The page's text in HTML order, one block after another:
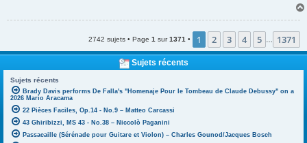
2742 sujets • Page 1 sur1371 • 1 2 3 4 5 1371
Sujets récents
Sujets récents
Brady Davis performs De Falla's "Homenaje Pour le Tombeau de Claude Debussy" on a
2026 Mario Aracama
22 Pièces Faciles, Op.14 - No.9 – Matteo Carcassi
43 Ghiribizzi, MS 43 - No.38 – Niccolò Paganini
Passacaille (Sérénade pour Guitare et Violon) – Charles Gounod/Jacques Bosch